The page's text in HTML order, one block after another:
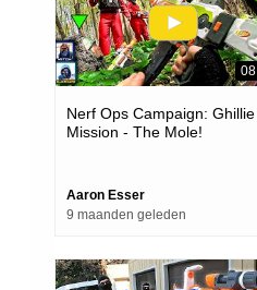
Nerf Ops Campaign: Ghillie
Mission - The Mole!
Aaron Esser
9 maanden geleden